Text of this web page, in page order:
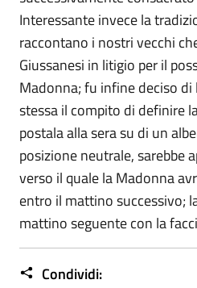
Interessante invece la
raccontano i nostri vecchi
Giussanesi in litigio per il
Madonna; fu infine deciso
stessa il compito di definire
postala alla sera su di un
posizione neutrale, sarebbe
verso il quale la Madonna
entro il mattino successivo;
mattino seguente con la
Condividi: